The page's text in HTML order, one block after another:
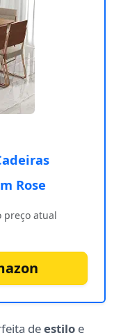
Rose
preço atual
deestilo e